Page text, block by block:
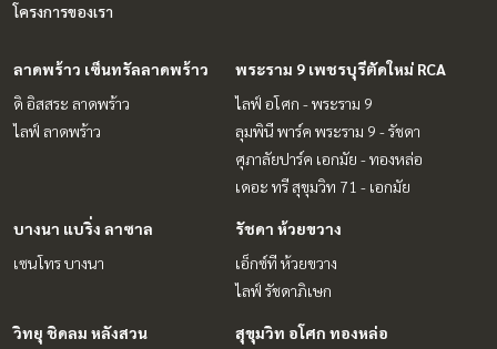
โครงการของเรา
ลาดพร้าว เซ็นทรัลลาดพร้าว
ดิ อิสสระ ลาดพร้าว
ไลฟ์ ลาดพร้าว
พระราม 9 เพชรบุรีตัดใหม่ RCA
ไลฟ์ อโศก - พระราม 9
ลุมพินี พาร์ค พระราม 9 - รัชดา
ศุภาลัยปาร์ค เอกมัย - ทองหล่อ
เดอะ ทรี สุขุมวิท 71 - เอกมัย
บางนา แบริ่ง ลาซาล
เซนโทร บางนา
รัชดา ห้วยขวาง
เอ็กซ์ที ห้วยขวาง
ไลฟ์ รัชดาภิเษก
วิทยุ ชิดลม หลังสวน
สุขุมวิท อโศก ทองหล่อ